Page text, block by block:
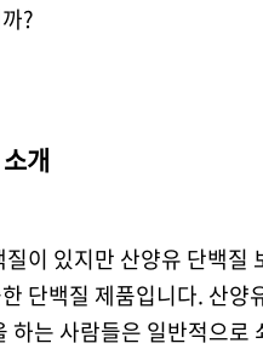
?
개
이 있지만 산양유 단백
단백질 제품입니다. 산
하는 사람들은 일반적으